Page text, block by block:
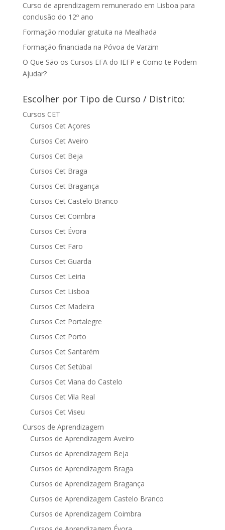
Curso de aprendizagem remunerado em Lisboa para
conclusão do 12º ano
Formação modular gratuita na Mealhada
Formação financiada na Póvoa de Varzim
O Que São os Cursos EFA do IEFP e Como te Podem
Ajudar?
Escolher por Tipo de Curso / Distrito:
Cursos CET
Cursos Cet Açores
Cursos Cet Aveiro
Cursos Cet Beja
Cursos Cet Braga
Cursos Cet Bragança
Cursos Cet Castelo Branco
Cursos Cet Coimbra
Cursos Cet Évora
Cursos Cet Faro
Cursos Cet Guarda
Cursos Cet Leiria
Cursos Cet Lisboa
Cursos Cet Madeira
Cursos Cet Portalegre
Cursos Cet Porto
Cursos Cet Santarém
Cursos Cet Setúbal
Cursos Cet Viana do Castelo
Cursos Cet Vila Real
Cursos Cet Viseu
Cursos de Aprendizagem
Cursos de Aprendizagem Aveiro
Cursos de Aprendizagem Beja
Cursos de Aprendizagem Braga
Cursos de Aprendizagem Bragança
Cursos de Aprendizagem Castelo Branco
Cursos de Aprendizagem Coimbra